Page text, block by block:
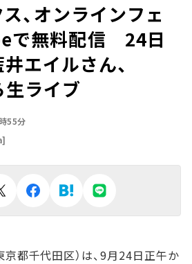
、オンラインフェ
で無料配信 24日
エイルさん、
ライブ
55分
都千代田区）は、9月24日正午か